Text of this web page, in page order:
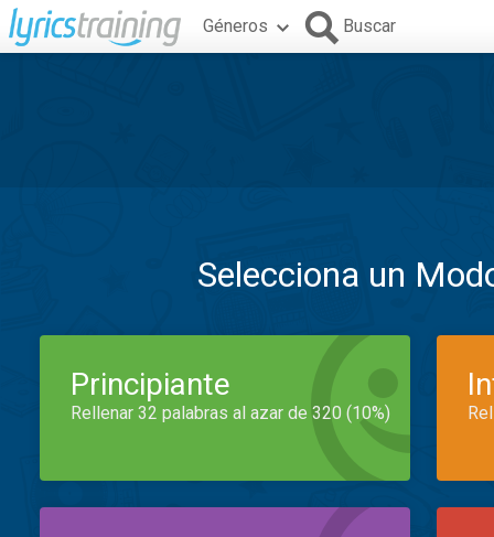
Géneros Buscar
Selecciona un
Principiante
Rellenar 32 palabras al azar de 320 (10%)